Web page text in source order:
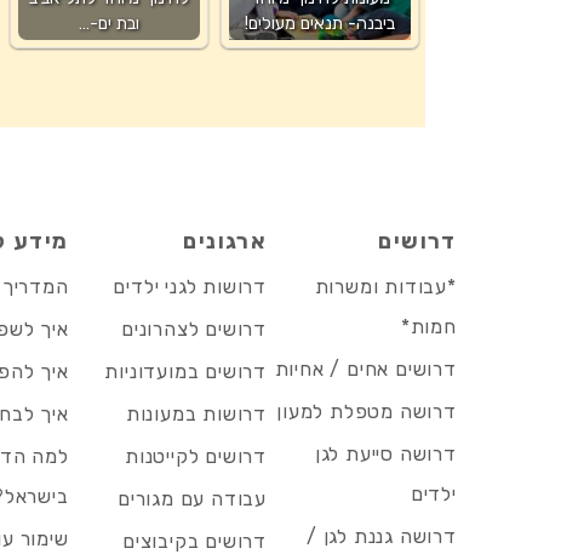
ובת ים-…
ביבנה- תנאים מעולים!
דרושים
*עבודות ומשרות
חמות*
דרושים אחים / אחיות
דרושה מטפלת למעון
דרושה סייעת לגן
ילדים
דרושה גננת לגן /
ארגונים
דרושות לגני ילדים
דרושים לצהרונים
דרושים במועדוניות
דרושות במעונות
דרושים לקייטנות
עבודה עם מגורים
דרושים בקיבוצים
מידע
המדריך
איך
איך
איך
למה
שימור